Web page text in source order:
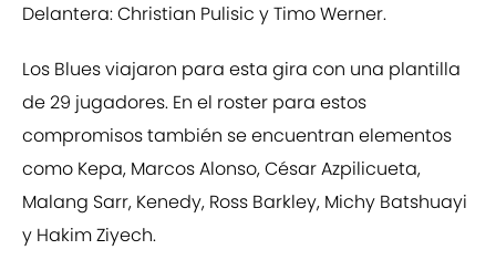
Delantera: Christian Pulisic y Timo Werner.
Los Blues viajaron para esta gira con una plantilla
de 29 jugadores. En el roster para estos
compromisos también se encuentran elementos
como Kepa, Marcos Alonso, César Azpilicueta,
Malang Sarr, Kenedy, Ross Barkley, Michy Batshuayi
y Hakim Ziyech.